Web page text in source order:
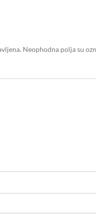
Neophodna polja su